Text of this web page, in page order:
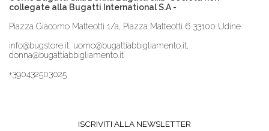
collegate alla Bugatti International S.A -
Piazza Giacomo Matteotti 1/a, Piazza Matteotti 6 33100 Udine
info@bugstore.it, uomo@bugattiabbigliamento.it,
donna@bugattiabbigliamento.it
+390432503025
ISCRIVITI ALLA NEWSLETTER